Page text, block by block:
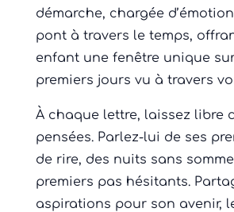
démarche, chargée
pont à travers le temps,
enfant une fenêtre unique
premiers jours vu à travers
À chaque lettre, laissez libre
pensées. Parlez-lui de ses
de rire, des nuits sans
premiers pas hésitants.
aspirations pour son avenir,